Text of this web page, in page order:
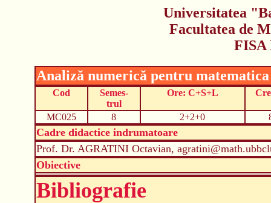
Universitatea
Facultatea de
FISA
Analiză numerică pentru
Cod
Semes-
trul
Ore: C+S+L
MC025 8 2+2+0
Cadre didactice indrumatoare
Prof. Dr. AGRATINI Octavian,
Obiective
Bibliografie